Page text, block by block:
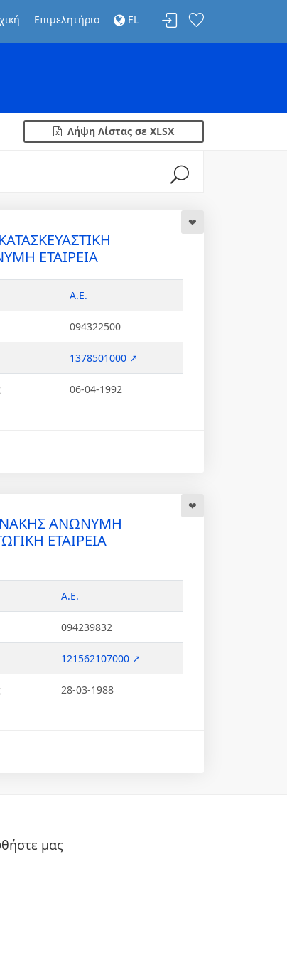
Επιμελητήριο EL
Λήψη Λίστας σε XLSX
ΕΤΑΙΡΕΙΑ
Α.Ε.
094322500
1378501000 ↗
06-04-1992
ΑΝΩΝΥΜΗ
ΕΤΑΙΡΕΙΑ
Α.Ε.
094239832
121562107000 ↗
28-03-1988
μας